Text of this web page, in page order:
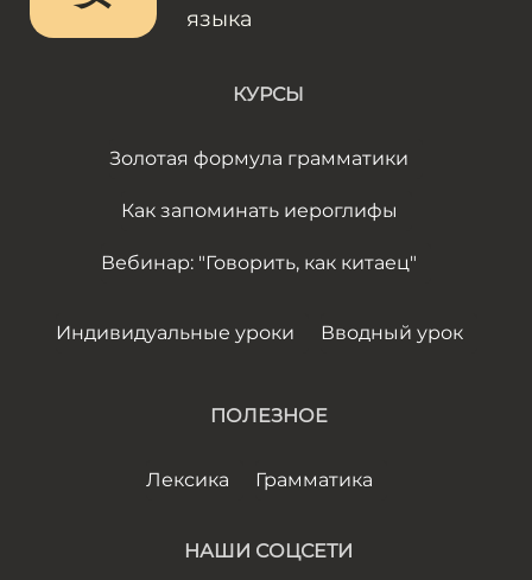
языка
КУРСЫ
Золотая формула грамматики
Как запоминать иероглифы
Вебинар: "Говорить, как китаец"
Индивидуальные уроки Вводный урок
ПОЛЕЗНОЕ
Лексика Грамматика
НАШИ СОЦСЕТИ